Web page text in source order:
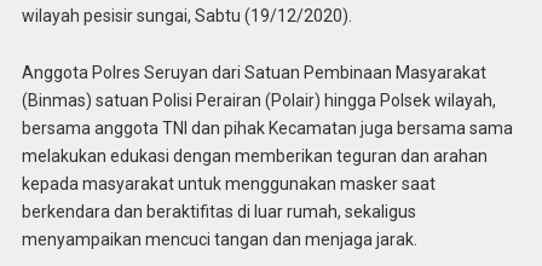
wilayah pesisir sungai, Sabtu (19/12/2020).
Anggota Polres Seruyan dari Satuan Pembinaan Masyarakat
(Binmas) satuan Polisi Perairan (Polair) hingga Polsek wilayah,
bersama anggota TNI dan pihak Kecamatan juga bersama sama
melakukan edukasi dengan memberikan teguran dan arahan
kepada masyarakat untuk menggunakan masker saat
berkendara dan beraktifitas di luar rumah, sekaligus
menyampaikan mencuci tangan dan menjaga jarak.